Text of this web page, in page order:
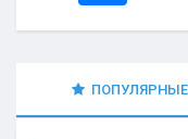
ПОПУЛЯРНЫЕ